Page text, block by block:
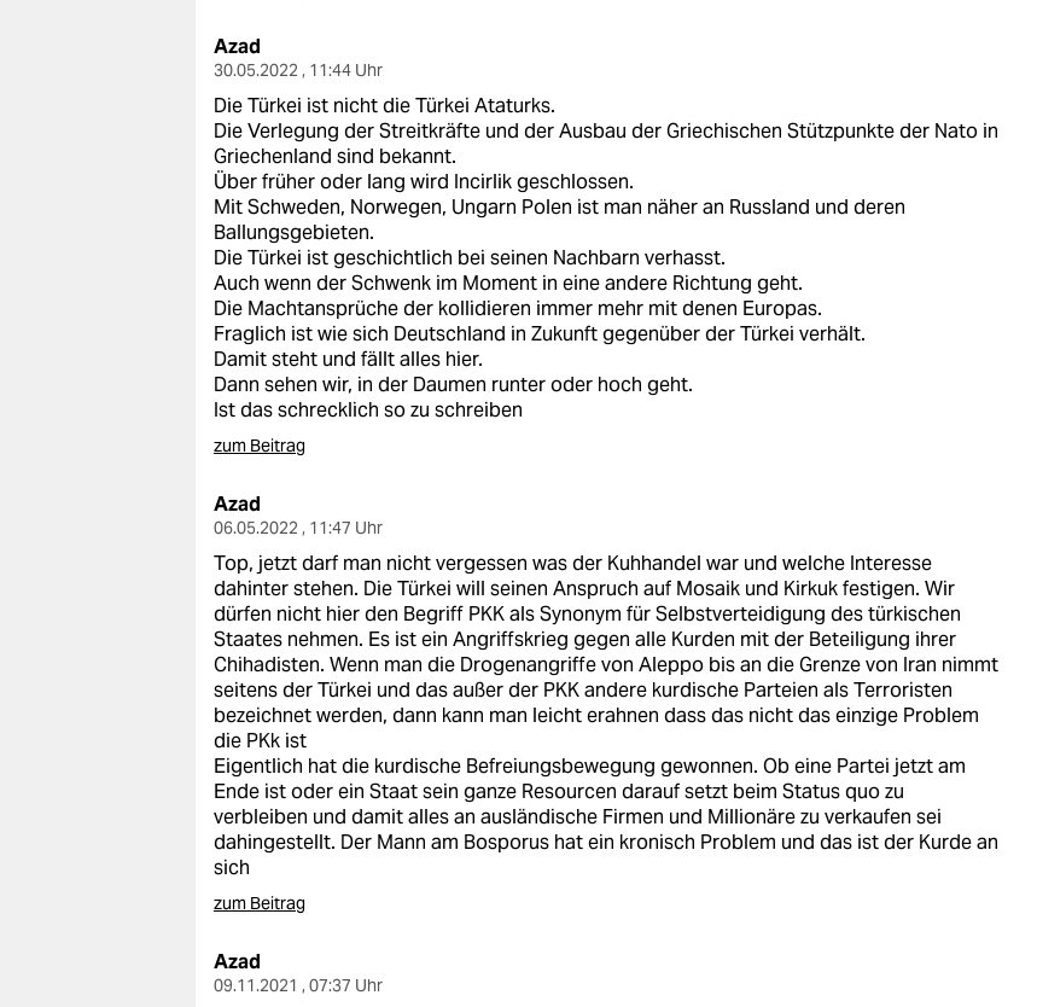
Azad
30.05.2022 , 11:44 Uhr
Die Türkei ist nicht die Türkei Ataturks.
Die Verlegung der Streitkräfte und der Ausbau der Griechischen Stützpunkte der Nato in
Griechenland sind bekannt.
Über früher oder lang wird Incirlik geschlossen.
Mit Schweden, Norwegen, Ungarn Polen ist man näher an Russland und deren
Ballungsgebieten.
Die Türkei ist geschichtlich bei seinen Nachbarn verhasst.
Auch wenn der Schwenk im Moment in eine andere Richtung geht.
Die Machtansprüche der kollidieren immer mehr mit denen Europas.
Fraglich ist wie sich Deutschland in Zukunft gegenüber der Türkei verhält.
Damit steht und fällt alles hier.
Dann sehen wir, in der Daumen runter oder hoch geht.
Ist das schrecklich so zu schreiben
zum Beitrag
Azad
06.05.2022 , 11:47 Uhr
Top, jetzt darf man nicht vergessen was der Kuhhandel war und welche Interesse
dahinter stehen. Die Türkei will seinen Anspruch auf Mosaik und Kirkuk festigen. Wir
dürfen nicht hier den Begriff PKK als Synonym für Selbstverteidigung des türkischen
Staates nehmen. Es ist ein Angriffskrieg gegen alle Kurden mit der Beteiligung ihrer
Chihadisten. Wenn man die Drogenangriffe von Aleppo bis an die Grenze von Iran nimmt
seitens der Türkei und das außer der PKK andere kurdische Parteien als Terroristen
bezeichnet werden, dann kann man leicht erahnen dass das nicht das einzige Problem
die PKk ist
Eigentlich hat die kurdische Befreiungsbewegung gewonnen. Ob eine Partei jetzt am
Ende ist oder ein Staat sein ganze Resourcen darauf setzt beim Status quo zu
verbleiben und damit alles an ausländische Firmen und Millionäre zu verkaufen sei
dahingestellt. Der Mann am Bosporus hat ein kronisch Problem und das ist der Kurde an
sich
zum Beitrag
Azad
09.11.2021 , 07:37 Uhr